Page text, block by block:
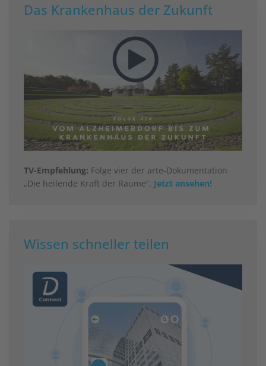
Das Krankenhaus der Zukunft
TV-Empfehlung: Folge vier der arte-Dokumentation
„Die heilende Kraft der Räume“. Jetzt ansehen!
Wissen schneller teilen